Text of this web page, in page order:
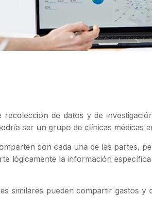
de datos y de
ser un grupo de clínicas médicas
con cada una de las partes,
lógicamente la información
similares pueden compartir gastos